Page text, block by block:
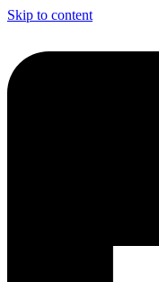
Skip to content